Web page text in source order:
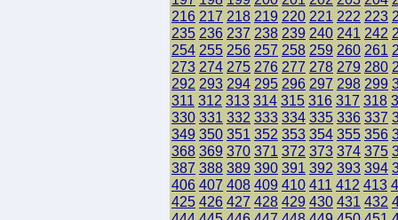
216 217 218 219 220 221 222 223
235 236 237 238 239 240 241 242
254 255 256 257 258 259 260 261
273 274 275 276 277 278 279 280
292 293 294 295 296 297 298 299
311 312 313 314 315 316 317 318
330 331 332 333 334 335 336 337
349 350 351 352 353 354 355 356
368 369 370 371 372 373 374 375
387 388 389 390 391 392 393 394
406 407 408 409 410 411 412 413
425 426 427 428 429 430 431 432